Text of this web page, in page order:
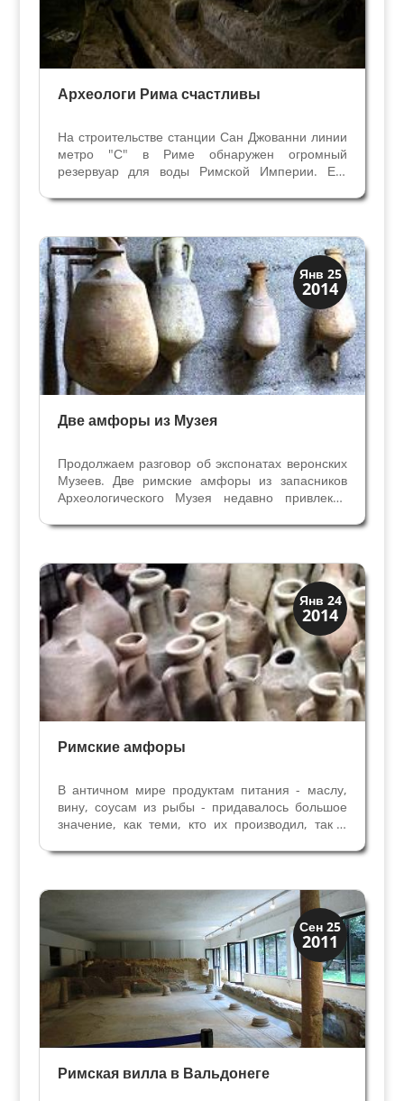
Археологи Рима счастливы
На строительстве станции Сан Джованни линии
метро "С" в Риме обнаружен огромный
резервуар для воды Римской Империи. Его
площадки, полностью открыть его не смогли.
хранения более 4 миллионов...
Янв 25
2014
Искусство
Музеи
Две амфоры из Музея
Продолжаем разговор об экспонатах веронских
Музеев. Две римские амфоры из запасников
Археологического Музея недавно привлекли
принадлежат Коллекции Якопо Музелли,
году купленной у семьи...
Янв 24
2014
Верона
Римская Верона
Римские амфоры
В античном мире продуктам питания - маслу,
вину, соусам из рыбы - придавалось большое
значение, как теми, кто их производил, так и
эпоху привозили продукты отовсюду, зерно из
Италии,...
Сен 25
2011
Верона
Римская Верона
Римская вилла в Вальдонеге